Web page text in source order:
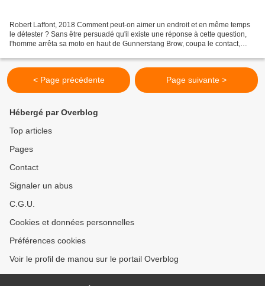
Robert Laffont, 2018 Comment peut-on aimer un endroit et en même temps
le détester ? Sans être persuadé qu'il existe une réponse à cette question,
l'homme arrêta sa moto en haut de Gunnerstang Brow, coupa le contact,
< Page précédente Page suivante >
Hébergé par Overblog
Top articles
Pages
Contact
Signaler un abus
C.G.U.
Cookies et données personnelles
Préférences cookies
Voir le profil de manou sur le portail Overblog